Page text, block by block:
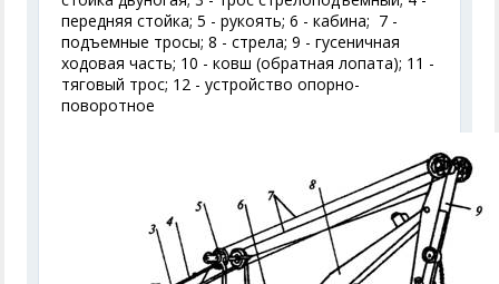
передняя стойка; 5 - рукоять; 6 - кабина; 7 -
подъемные тросы; 8 - стрела; 9 - гусеничная
ходовая часть; 10 - ковш (обратная лопата); 11 -
тяговый трос; 12 - устройство опорно-
поворотное